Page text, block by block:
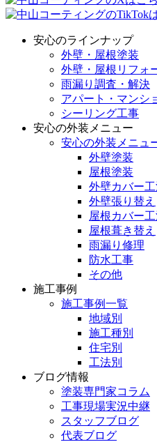
安心のラインナップ
外壁・屋根塗装
外壁・屋根リフォ
雨漏り調査・解決
アパート・マンシ
シーリング工事
安心の外装メニュー
安心の外装メニュ
外壁塗装
屋根塗装
外壁カバー
外壁張り替え
屋根カバー
屋根葺き替え
雨漏り修理
防水工事
その他
施工事例
施工事例一覧
地域別
施工種別
住宅別
工法別
ブログ情報
塗装専門家コラム
工事現場実況中継
スタッフブログ
代表ブログ